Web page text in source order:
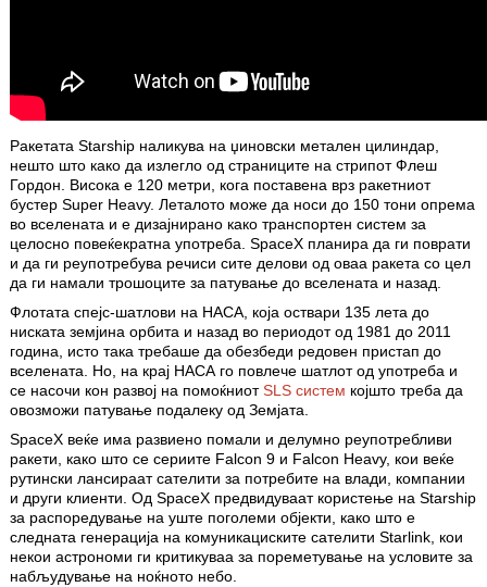
Ракетата Starship наликува на џиновски метален цилиндар,
нешто што како да излегло од страниците на стрипот Флеш
Гордон. Висока е 120 метри, кога поставена врз ракетниот
бустер Super Heavy. Леталото може да носи до 150 тони опрема
во вселената и е дизајнирано како транспортен систем за
целосно повеќекратна употреба. SpaceX планира да ги поврати
и да ги реупотребува речиси сите делови од оваа ракета со цел
да ги намали трошоците за патување до вселената и назад.
Флотата спејс-шатлови на НАСА, која оствари 135 лета до
ниската земјина орбита и назад во периодот од 1981 до 2011
година, исто така требаше да обезбеди редовен пристап до
вселената. Но, на крај НАСА го повлече шатлот од употреба и
се насочи кон развој на помоќниотSLS систем којшто треба да
овозможи патување подалеку од Земјата.
SpaceX веќе има развиено помали и делумно реупотребливи
ракети, како што се сериите Falcon 9 и Falcon Heavy, кои веќе
рутински лансираат сателити за потребите на влади, компании
и други клиенти. Од SpaceX предвидуваат користење на Starship
за распоредување на уште поголеми објекти, како што е
следната генерација на комуникациските сателити Starlink, кои
некои астрономи ги критикуваа за пореметување на условите за
набљудување на ноќното небо.